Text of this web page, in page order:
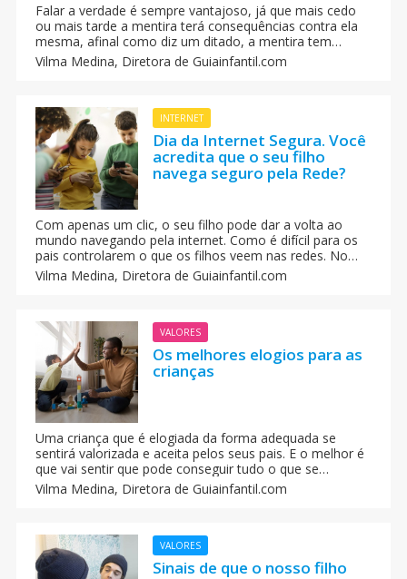
Falar a verdade é sempre vantajoso, já que mais cedo
ou mais tarde a mentira terá consequências contra ela
mesma, afinal como diz um ditado, a mentira tem
pernas curtas. O que fazer para ajudar as crianças a não
usar a mentira como costume na sua forma de se
Vilma Medina, Diretora de Guiainfantil.com
INTERNET
Dia da Internet Segura. Você
acredita que o seu filho
navega seguro pela Rede?
Com apenas um clic, o seu filho pode dar a volta ao
mundo navegando pela internet. Como é difícil para os
pais controlarem o que os filhos veem nas redes. No
Dia da Internet Segura, a gente dá algumas dicas para
você estimular um uso seguro e responsável do seu
Vilma Medina, Diretora de Guiainfantil.com
VALORES
Os melhores elogios para as
crianças
Uma criança que é elogiada da forma adequada se
sentirá valorizada e aceita pelos seus pais. E o melhor é
que vai sentir que pode conseguir tudo o que se
propuser. Em Guiainfantil Brasil te damos umas dicas
úteis sobre os melhores momentos para elogiar aos
Vilma Medina, Diretora de Guiainfantil.com
VALORES
Sinais de que o nosso filho